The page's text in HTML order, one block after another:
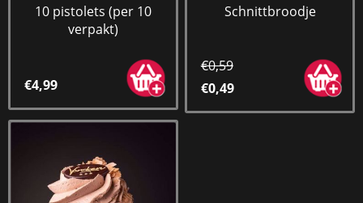
10 pistolets (per 10
verpakt)
€4,99
Schnittbroodje
€0,59
€0,49